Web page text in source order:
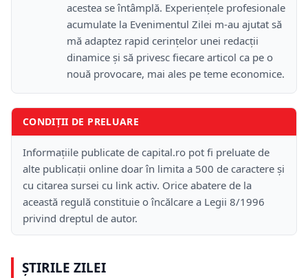
acestea se întâmplă. Experiențele profesionale
acumulate la Evenimentul Zilei m-au ajutat să
mă adaptez rapid cerințelor unei redacții
dinamice și să privesc fiecare articol ca pe o
nouă provocare, mai ales pe teme economice.
CONDIȚII DE PRELUARE
Informațiile publicate de capital.ro pot fi preluate de
alte publicații online doar în limita a 500 de caractere și
cu citarea sursei cu link activ. Orice abatere de la
această regulă constituie o încălcare a Legii 8/1996
privind dreptul de autor.
ȘTIRILE ZILEI